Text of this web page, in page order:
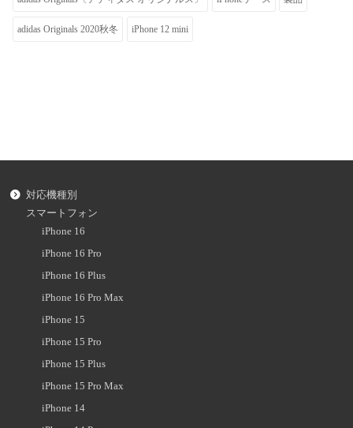
adidas Originals 2020秋冬 iPhone 12 mini
対応機種別
スマートフォン
iPhone 16
iPhone 16 Pro
iPhone 16 Plus
iPhone 16 Pro Max
iPhone 15
iPhone 15 Pro
iPhone 15 Plus
iPhone 15 Pro Max
iPhone 14